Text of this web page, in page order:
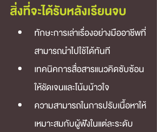
สิ่งที่จะได้รับหลังเรียนจบ
ทักษะการเล่าเรื่องอย่างมืออาชีพที่
สามารถนำไปใช้ได้ทันที
เทคนิคการสื่อสารแนวคิดซับซ้อน
ให้ชัดเจนและโน้มน้าวใจ
ความสามารถในการปรับเนื้อหาให้
เหมาะสมกับผู้ฟังในแต่ละระดับ